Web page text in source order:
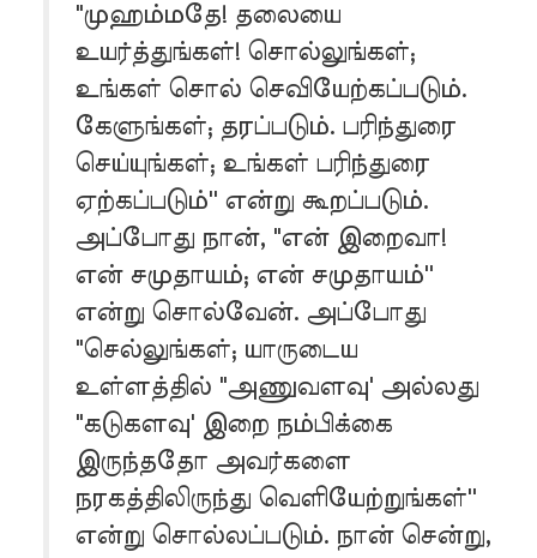
"முஹம்மதே! தலையை
உயர்த்துங்கள்! சொல்லுங்கள்;
உங்கள் சொல் செவியேற்கப்படும்.
கேளுங்கள்; தரப்படும். பரிந்துரை
செய்யுங்கள்; உங்கள் பரிந்துரை
ஏற்கப்படும்'' என்று கூறப்படும்.
அப்போது நான், "என் இறைவா!
என் சமுதாயம்; என் சமுதாயம்''
என்று சொல்வேன். அப்போது
"செல்லுங்கள்; யாருடைய
உள்ளத்தில் "அணுவளவு' அல்லது
"கடுகளவு' இறை நம்பிக்கை
இருந்ததோ அவர்களை
நரகத்திலிருந்து வெளியேற்றுங்கள்''
என்று சொல்லப்படும். நான் சென்று,